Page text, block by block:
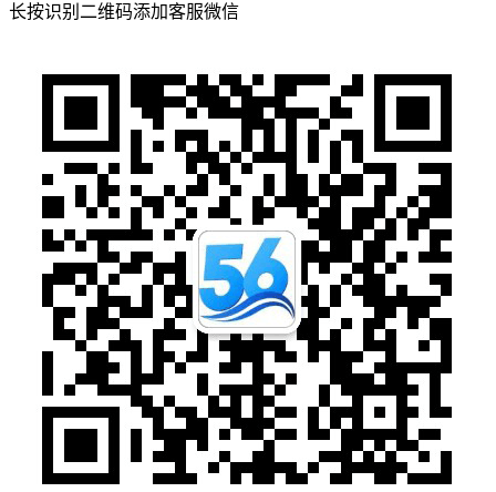
长按识别二维码添加客服微信